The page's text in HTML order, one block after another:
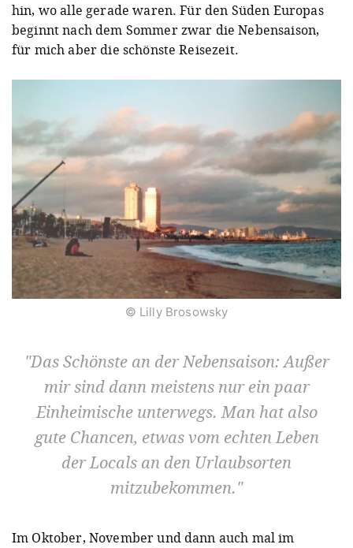
hin, wo alle gerade waren. Für den Süden Europas
beginnt nach dem Sommer zwar die Nebensaison,
für mich aber die schönste Reisezeit.
© Lilly Brosowsky
Das Schönste an der Nebensaison: Außer
mir sind dann meistens nur ein paar
Einheimische unterwegs. Man hat also
gute Chancen, etwas vom echten Leben
der Locals an den Urlaubsorten
mitzubekommen.
Im Oktober, November und dann auch mal im